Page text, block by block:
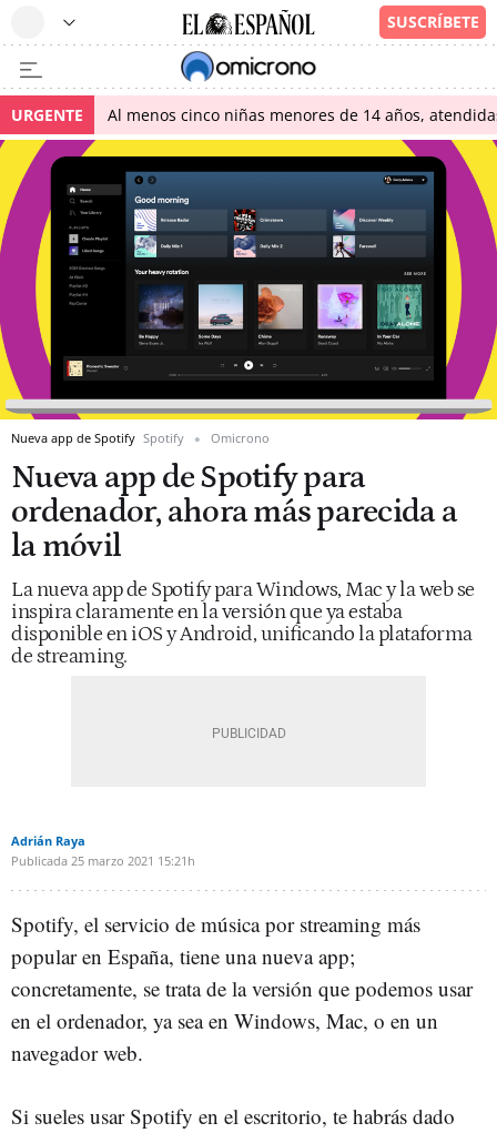
URGENTE Al menos cinco niñas menores de 14 años,
Nueva app de Spotify Spotify Omicrono
Nueva app de Spotify para
ordenador, ahora más parecida a
la móvil
La nueva app de Spotify para Windows, Mac y la web se
inspira claramente en la versión que ya estaba
disponible en iOS y Android, unificando la plataforma
de streaming.
Adrián Raya
Publicada 25 marzo 2021 15:21h
Spotify, el servicio de música por streaming más
popular en España, tiene una nueva app;
concretamente, se trata de la versión que podemos usar
en el ordenador, ya sea en Windows, Mac, o en un
navegador web.
Si sueles usar Spotify en el escritorio, te habrás dado